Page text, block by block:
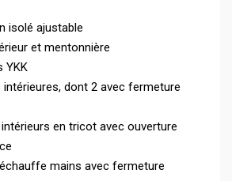
isolé ajustable
et mentonnière
YKK
intérieures, dont 2 avec fermeture
en tricot avec ouverture
mains avec fermeture